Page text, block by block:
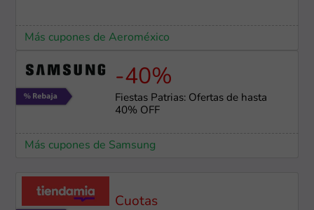
Más cupones de Aeroméxico
-40%
Fiestas Patrias: Ofertas de hasta
40% OFF
Más cupones de Samsung
Cuotas